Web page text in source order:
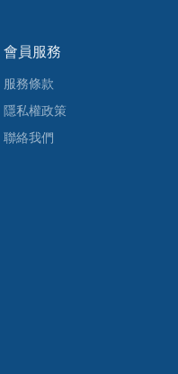
會員服務
服務條款
隱私權政策
聯絡我們